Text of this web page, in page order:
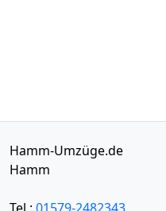
Hamm-Umzüge.de
Hamm